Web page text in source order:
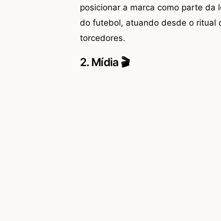
posicionar a marca como parte
do futebol, atuando desde o ritual
torcedores.
2. Mídia 🎬